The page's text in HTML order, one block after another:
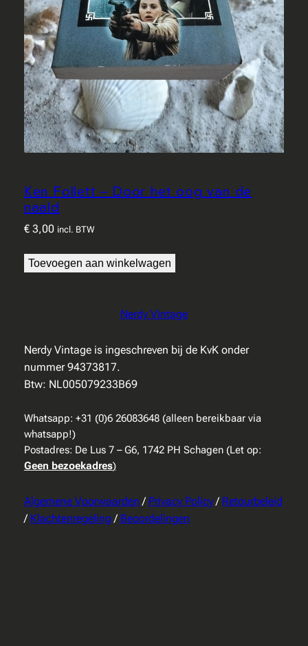
Ken Follett – Door het oog van de
naald
€3,00 incl. BTW
Toevoegen aan winkelwagen
Nerdy Vintage
Nerdy Vintage is ingeschreven bij de KvK onder
nummer 94373817.
Btw: NL005079233B69
Whatsapp: +31 (0)6 26083648 (alleen bereikbaar via
whatsapp!)
Postadres: De Lus 7 – G6, 1742 PH Schagen (Let op:
Geen bezoekadres)
Algemene Voorwaarden / Privacy Policy/ Retourbeleid
/ Klachtenregeling / Beoordelingen